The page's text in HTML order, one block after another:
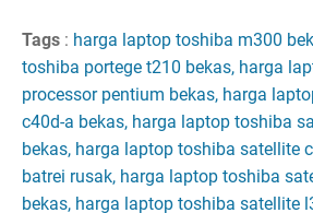
Tags : harga laptop toshiba m300
toshiba portege t210 bekas, harga
processor pentium bekas, harga
c40d-a bekas, harga laptop toshiba
bekas, harga laptop toshiba satellite
batrei rusak, harga laptop toshiba
bekas, harga laptop toshiba satellite